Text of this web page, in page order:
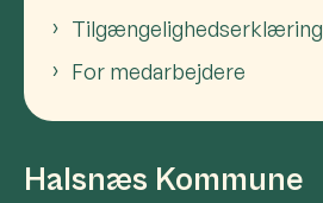
Tilgængelighedserklæring
For medarbejdere
Halsnæs Kommune